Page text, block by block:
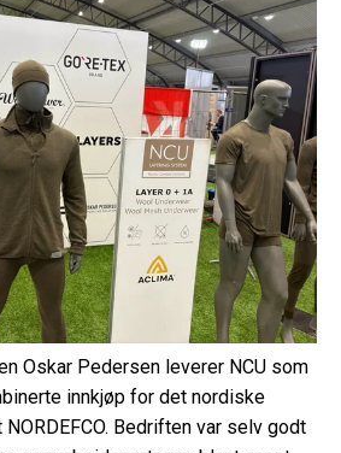
Oskar Pedersen leverer NCU som
innkjøp for det nordiske
Bedriften var selv godt